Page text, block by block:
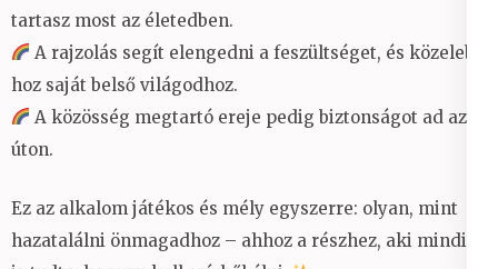
tartasz most az életedben.
A rajzolás segít elengedni a feszültséget, és közelebb
hoz saját belső világodhoz.
A közösség megtartó ereje pedig biztonságot ad az
úton.
Ez az alkalom játékos és mély egyszerre: olyan, mint
hazatalálni önmagadhoz – ahhoz a részhez, aki mindig